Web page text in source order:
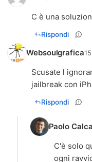
C è una
Rispondi
Websoulgrafica
Scusate l
jailbreak con
Rispondi
Paolo
C'è solo
ogni